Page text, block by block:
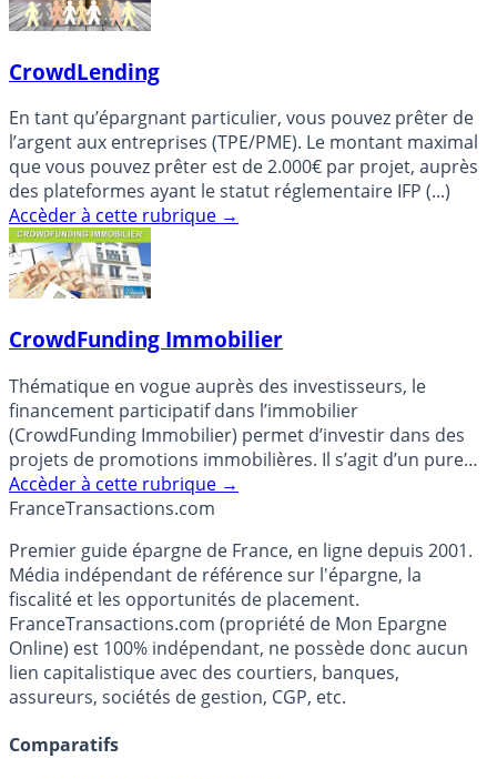
CrowdLending
En tant qu’épargnant particulier, vous pouvez prêter de
l’argent aux entreprises (TPE/PME). Le montant maximal
que vous pouvez prêter est de 2.000€ par projet, auprès
des plateformes ayant le statut réglementaire IFP (...)
Accèder à cette rubrique →
CrowdFunding Immobilier
Thématique en vogue auprès des investisseurs, le
financement participatif dans l’immobilier
(CrowdFunding Immobilier) permet d’investir dans des
projets de promotions immobilières. Il s’agit d’un pure
placement financier (...)
Accèder à cette rubrique →
FranceTransactions.com
Premier guide épargne de France, en ligne depuis 2001.
Média indépendant de référence sur l'épargne, la
fiscalité et les opportunités de placement.
FranceTransactions.com (propriété de Mon Epargne
Online) est 100% indépendant, ne possède donc aucun
lien capitalistique avec des courtiers, banques,
assureurs, sociétés de gestion, CGP, etc.
Comparatifs